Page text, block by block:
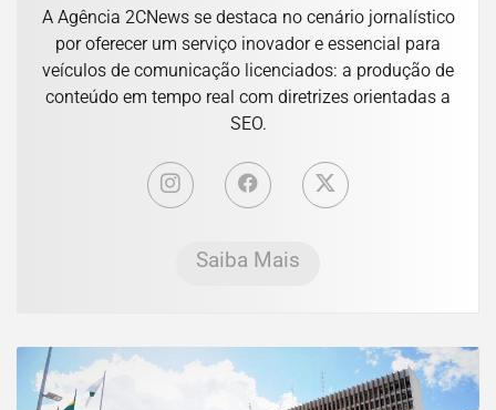
A Agência 2CNews se destaca no cenário jornalístico
por oferecer um serviço inovador e essencial para
veículos de comunicação licenciados: a produção de
conteúdo em tempo real com diretrizes orientadas a
SEO.
Saiba Mais